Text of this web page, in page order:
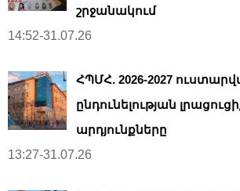
շրջանակում
14:52-31.07.26
ՀՊՄՀ. 2026-2027
ընդունելության
արդյունքները
13:27-31.07.26